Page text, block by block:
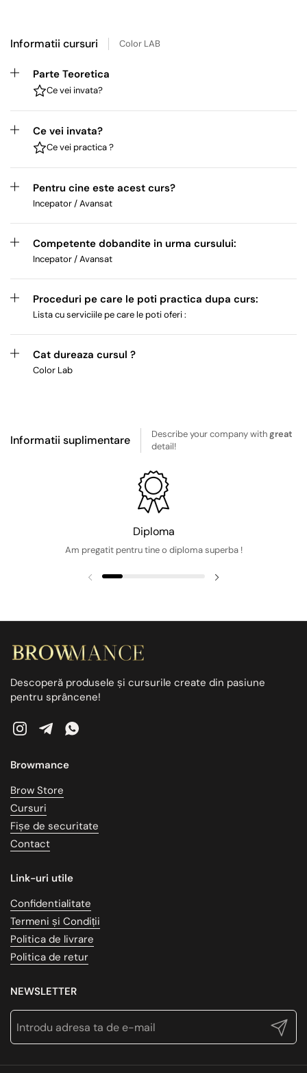
Informatii cursuri Color LAB
Parte Teoretica
Ce vei invata?
Ce vei invata?
Ce vei practica ?
Pentru cine este acest curs?
Incepator / Avansat
Competente dobandite in urma cursului:
Incepator / Avansat
Proceduri pe care le poti practica dupa curs:
Lista cu serviciile pe care le poti oferi :
Cat dureaza cursul ?
Color Lab
Informatii suplimentare Describe your company withgreat
detail!
Diploma
Am pregatit pentru tine o diploma superba !
Descoperă produsele și cursurile create din pasiune
pentru sprâncene!
Instagram
TelegramWhatsApp
Browmance
Brow Store
Cursuri
Fișe de securitate
Contact
Link-uri utile
Confidentialitate
Termeni și Condiții
Politica de livrare
Politica de retur
NEWSLETTER